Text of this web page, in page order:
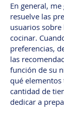
En general,
resuelve las
usuarios
cocinar.
preferencias,
las
función de su
qué
cantidad de
dedicar a